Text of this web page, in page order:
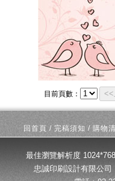
目前頁數： <<
回首頁 /完稿須知 /購物
最佳瀏覽解析度
忠誠印刷設計有限公